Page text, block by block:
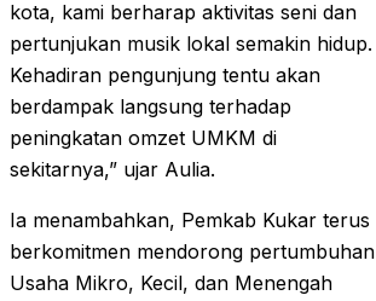
kota, kami berharap aktivitas seni dan
pertunjukan musik lokal semakin hidup.
Kehadiran pengunjung tentu akan
berdampak langsung terhadap
peningkatan omzet UMKM di
sekitarnya,” ujar Aulia.
Ia menambahkan, Pemkab Kukar terus
berkomitmen mendorong pertumbuhan
Usaha Mikro, Kecil, dan Menengah